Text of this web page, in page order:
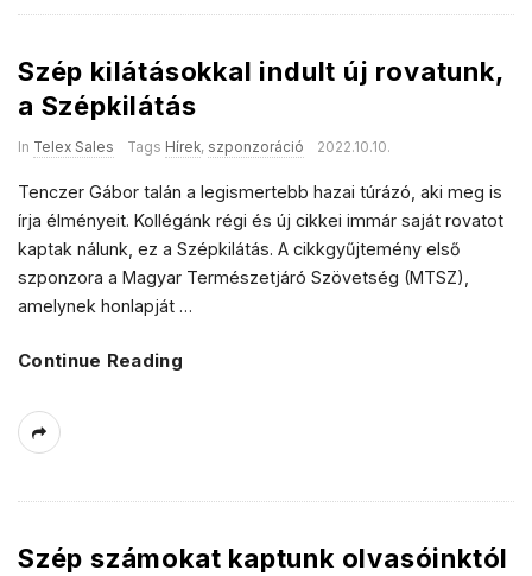
Szép kilátásokkal indult új rovatunk,
a Szépkilátás
In Telex Sales Tags Hírek, szponzoráció 2022.10.10.
Tenczer Gábor talán a legismertebb hazai túrázó, aki meg is
írja élményeit. Kollégánk régi és új cikkei immár saját rovatot
kaptak nálunk, ez a Szépkilátás. A cikkgyűjtemény első
szponzora a Magyar Természetjáró Szövetség (MTSZ),
amelynek honlapját …
Continue Reading
Szép számokat kaptunk olvasóinktól